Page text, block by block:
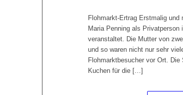
Flohmarkt-Ertrag Erstmalig
Maria Penning als Privatperson
veranstaltet. Die Mutter von
und so waren nicht nur sehr
Flohmarktbesucher vor Ort.
Kuchen für die […]